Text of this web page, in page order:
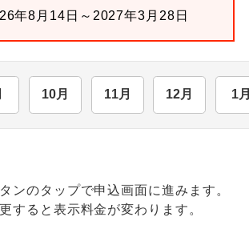
年8月14日～2027年3月28日
10月 11月 12月 1
ンのタップで申込画面に進みます。
すると表示料金が変わります。